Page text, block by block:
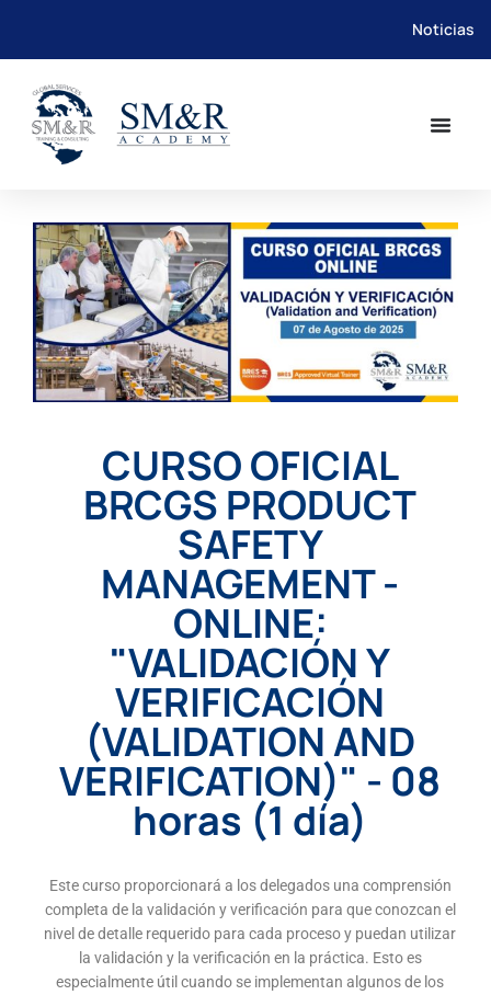
Saltar
contenido
Noticias
CURSO OFICIAL
BRCGS PRODUCT
SAFETY
MANAGEMENT -
ONLINE:
"VALIDACIÓN Y
VERIFICACIÓN
(VALIDATION AND
VERIFICATION)" - 08
horas (1 día)
Este curso proporcionará a los delegados una comprensión
completa de la validación y verificación para que conozcan el
nivel de detalle requerido para cada proceso y puedan utilizar
la validación y la verificación en la práctica. Esto es
especialmente útil cuando se implementan algunos de los